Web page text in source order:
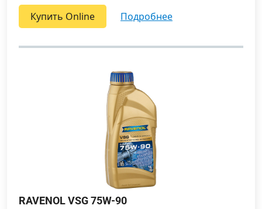
Купить Online подробнее
RAVENOL VSG 75W-90